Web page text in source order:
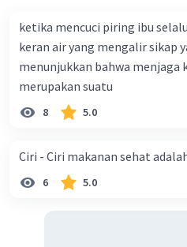
ketika mencuci piring ibu
keran air yang mengalir sikap
menunjukkan bahwa menjaga
merupakan suatu
8 5.0
Ciri - Ciri makanan sehat
6 5.0